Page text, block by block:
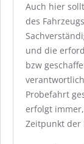
Auch hier
des
und die
bzw
Probefahrt
erfolgt
Zeitpunkt der